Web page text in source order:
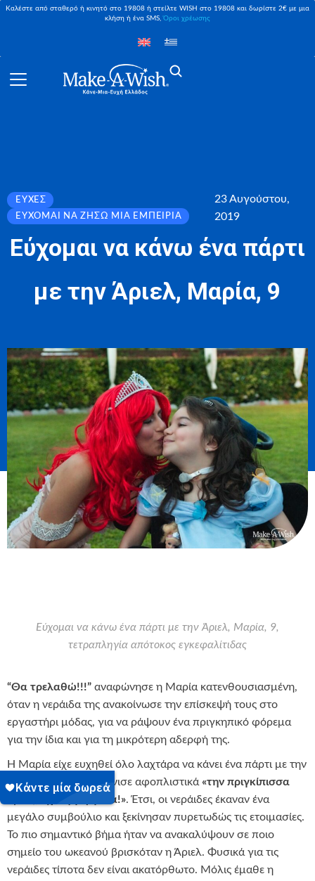
Καλέστε από σταθερό ή κινητό στο 19808 ή στείλτε WISH στο 19808 και δωρίστε 2€ με μια
κλήση ή ένα SMS,Όροι χρέωσης
ΕΥΧΈΣ
ΕΎΧΟΜΑΙ ΝΑ ΖΉΣΩ ΜΙΑ ΕΜΠΕΙΡΊΑ
23 Αυγούστου,
2019
Εύχομαι να κάνω ένα πάρτι
με την Άριελ, Μαρία, 9
Εύχομαι να κάνω ένα πάρτι με την Άριελ, Μαρία, 9,
τετραπληγία απότοκος εγκεφαλίτιδας
“Θα τρελαθώ!!!” αναφώνησε η Μαρία κατενθουσιασμένη,
όταν η νεράιδα της ανακοίνωσε την επίσκεψή τους στο
εργαστήρι μόδας, για να ράψουν ένα πριγκηπικό φόρεμα
για την ίδια και για τη μικρότερη αδερφή της.
Η Μαρία είχε ευχηθεί όλο λαχτάρα να κάνει ένα πάρτι με την
Άριελ και μας διευκρίνισε αφοπλιστικά«την πριγκίπισσα
όμως, όχι τη γοργόνα!». Έτσι, οι νεράιδες έκαναν ένα
μεγάλο συμβούλιο και ξεκίνησαν πυρετωδώς τις ετοιμασίες.
Το πιο σημαντικό βήμα ήταν να ανακαλύψουν σε ποιο
σημείο του ωκεανού βρισκόταν η Άριελ. Φυσικά για τις
νεράιδες τίποτα δεν είναι ακατόρθωτο. Μόλις έμαθε η